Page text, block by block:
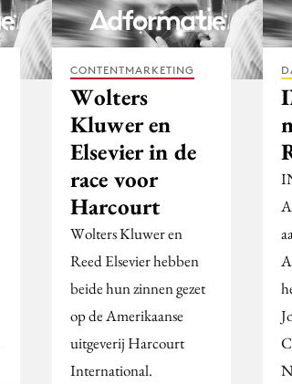
CONTENTMARKETING
Wolters
Kluwer en
Elsevier in de
race voor
Harcourt
Wolters Kluwer en
Reed Elsevier hebben
beide hun zinnen gezet
op de Amerikaanse
uitgeverij Harcourt
International.